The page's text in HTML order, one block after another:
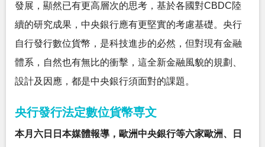
發展，顯然已有更高層次的思考，基於各國對CBDC陸
續的研究成果，中央銀行應有更堅實的考慮基礎。央行
自行發行數位貨幣，是科技進步的必然，但對現有金融
體系，自然也有無比的衝擊，這全新金融風貌的規劃、
設計及因應，都是中央銀行須面對的課題。
央行發行法定數位貨幣専文
本月六日日本媒體報導，歐洲中央銀行等六家歐洲、日